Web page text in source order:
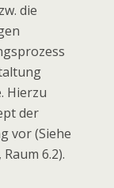
die
Hierzu
der
vor (Siehe
6.2).